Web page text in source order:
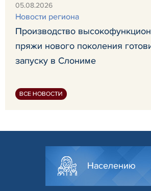
05.08.2026
Новости региона
Производство
пряжи нового поколения
запуску в Слониме
ВСЕ НОВОСТИ
Населению